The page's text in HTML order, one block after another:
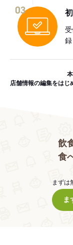
03
店舗情報の編集をはじ
飲
食
まずは
ま